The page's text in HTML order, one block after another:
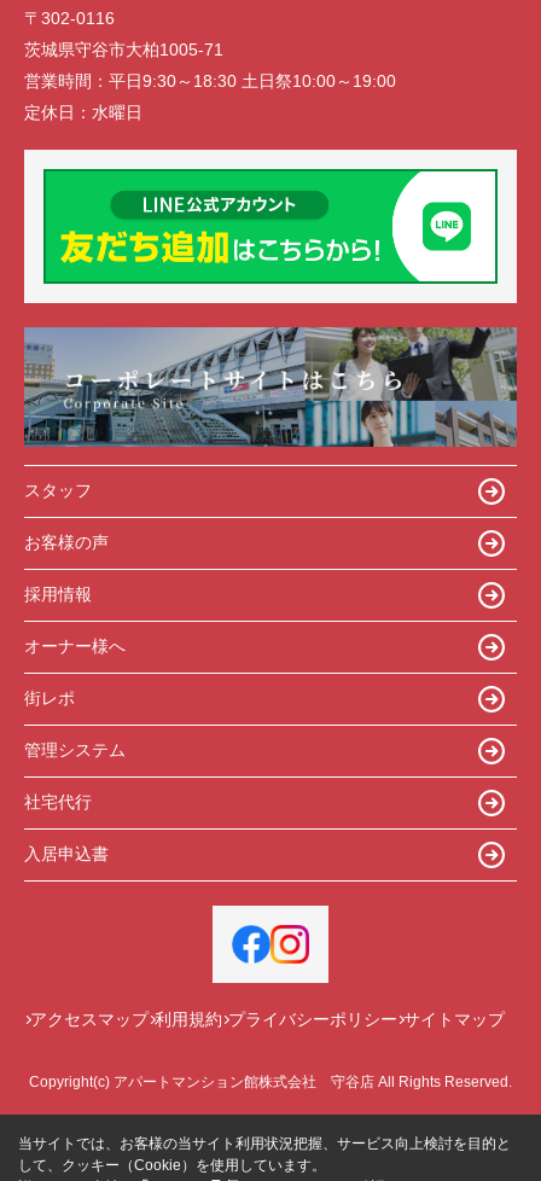
〒302-0116
茨城県守谷市大柏1005-71
営業時間： 平日9:30～18:30 土日祭10:00～19:00
定休日： 水曜日
スタッフ
お客様の声
採用情報
オーナー様へ
街レポ
管理システム
社宅代行
入居申込書
アクセスマップ 利用規約 プライバシーポリシー サイトマップ
Copyright(c) アパートマンション館株式会社 守谷店 All Rights Reserved.
当サイトでは、お客様の当サイト利用状況把握、サービス向上検討を目的と
して、クッキー（Cookie）を使用しています。